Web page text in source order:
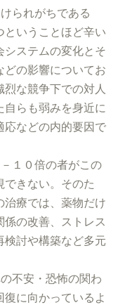
られがちである
ということほど辛い
システムの変化とそ
の影響についてお
な競争下での対人
自らも弱みを身近に
応などの内的要因で
１０倍の者がこの
できない。そのた
療では、薬物だけ
の改善、ストレス
検討や構築など多元
不安・恐怖の関わ
に向かっているよ